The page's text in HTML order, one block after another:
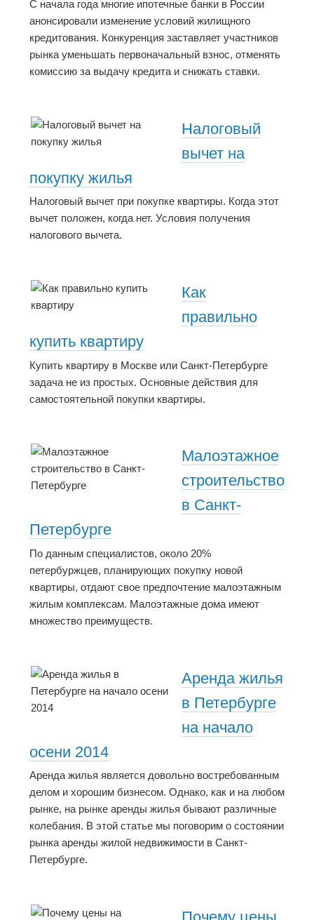
С начала года многие ипотечные банки в России
анонсировали изменение условий жилищного
кредитования. Конкуренция заставляет участников
рынка уменьшать первоначальный взнос, отменять
комиссию за выдачу кредита и снижать ставки.
Налоговый
вычет на
покупку жилья
Налоговый вычет при покупке квартиры. Когда этот
вычет положен, когда нет. Условия получения
налогового вычета.
Как
правильно
купить квартиру
Купить квартиру в Москве или Санкт-Петербурге
задача не из простых. Основные действия для
самостоятельной покупки квартиры.
Малоэтажное
строительство
в Санкт-
Петербурге
По данным специалистов, около 20%
петербуржцев, планирующих покупку новой
квартиры, отдают свое предпочтение малоэтажным
жилым комплексам. Малоэтажные дома имеют
множество преимуществ.
Аренда жилья
в Петербурге
на начало
осени 2014
Аренда жилья является довольно востребованным
делом и хорошим бизнесом. Однако, как и на любом
рынке, на рынке аренды жилья бывают различные
колебания. В этой статье мы поговорим о состоянии
рынка аренды жилой недвижимости в Санкт-
Петербурге.